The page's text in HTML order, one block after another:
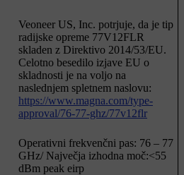
Veoneer US, Inc. potrjuje, da je tip
radijske opreme 77V12FLR
skladen z Direktivo 2014/53/EU.
Celotno besedilo izjave EU o
skladnosti je na voljo na
naslednjem spletnem naslovu:
https://www.magna.com/type-
approval/76-77-ghz/77v12flr
Operativni frekvenčni pas: 76 – 77
GHz/ Največja izhodna moč:<55
dBm peak eirp